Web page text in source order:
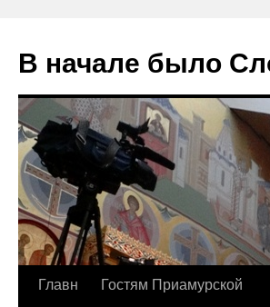
В начале было
Перейти
Главн
Гостям Приамурской